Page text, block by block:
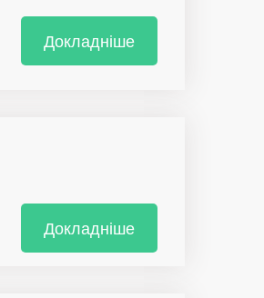
Докладніше
Докладніше